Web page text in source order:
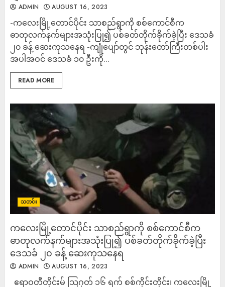
ADMIN AUGUST 16, 2023
-ကလေးမြို့တောင်ပိုင်း သာစည်ရွာကို စစ်ကောင်စီက
ဓာတုလက်နက်များအသုံးပြု၍ ပစ်ခတ်တိုက်ခိုက်ခဲ့ပြီး ဒေသခံ
၂၀ ခန့် ဆေးကုသနေရ -ကျုံပျော်တွင် ဘုန်းတော်ကြီးတစ်ပါး
အပါအဝင် ဒေသခံ ၁၀ ဦးကို...
READ MORE
သတင်း
ကလေးမြို့တောင်ပိုင်း သာစည်ရွာကို စစ်ကောင်စီက
ဓာတုလက်နက်များအသုံးပြု၍ ပစ်ခတ်တိုက်ခိုက်ခဲ့ပြီး
ဒေသခံ ၂၀ ခန့် ဆေးကုသနေရ
ADMIN AUGUST 16, 2023
ဧရာဝတီတိုင်းမ် သြဂုတ် ၁၆ ရက် စစ်ကိုင်းတိုင်း၊ ကလေးမြို့